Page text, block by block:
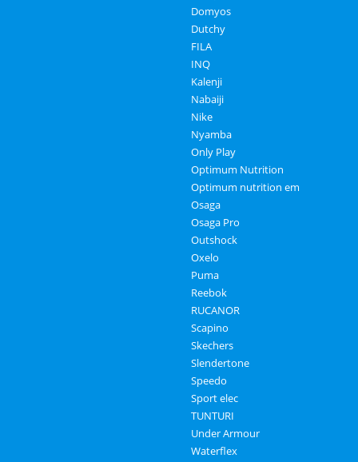
Domyos
Dutchy
FILA
INQ
Kalenji
Nabaiji
Nike
Nyamba
Only Play
Optimum Nutrition
Optimum nutrition em
Osaga
Osaga Pro
Outshock
Oxelo
Puma
Reebok
RUCANOR
Scapino
Skechers
Slendertone
Speedo
Sport elec
TUNTURI
Under Armour
Waterflex